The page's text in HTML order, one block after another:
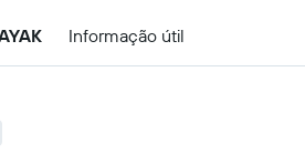
Informação útil